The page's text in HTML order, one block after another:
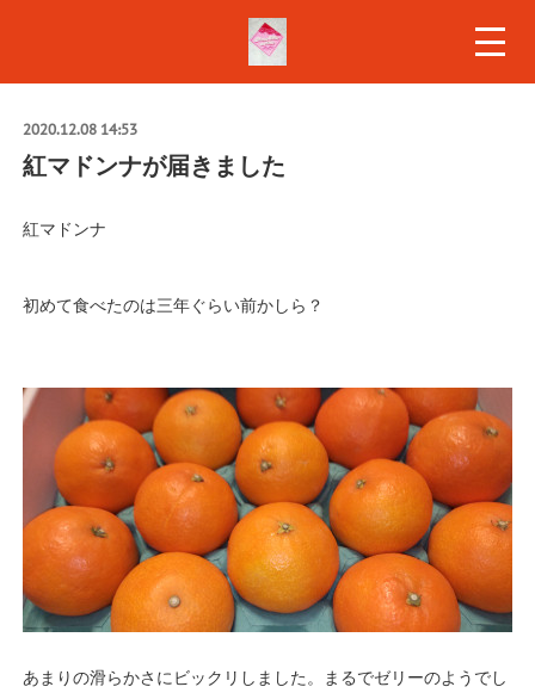
2020.12.08 14:53
紅マドンナが届きました
紅マドンナ
初めて食べたのは三年ぐらい前かしら？
あまりの滑らかさにビックリしました。まるでゼリーのようでし